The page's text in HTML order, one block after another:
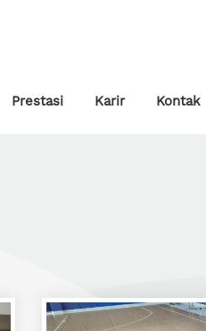
Prestasi Karir Kontak